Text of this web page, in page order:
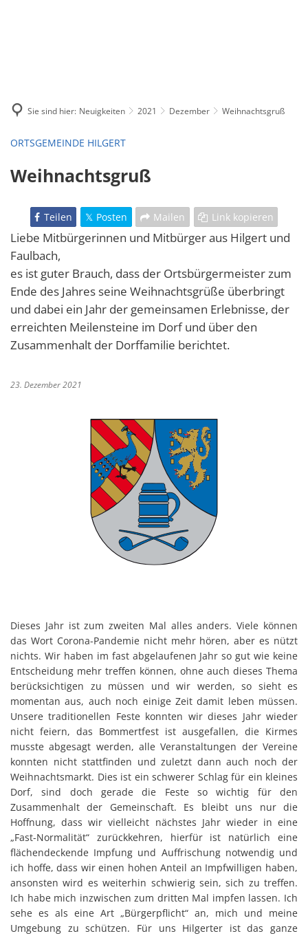
Sie sind hier: Neuigkeiten 2021 Dezember Weihnachtsgruß
ORTSGEMEINDE HILGERT
Weihnachtsgruß
Teilen Posten Mailen Link kopieren
Liebe Mitbürgerinnen und Mitbürger aus Hilgert und
Faulbach,
es ist guter Brauch, dass der Ortsbürgermeister zum
Ende des Jahres seine Weihnachtsgrüße überbringt
und dabei ein Jahr der gemeinsamen Erlebnisse, der
erreichten Meilensteine im Dorf und über den
Zusammenhalt der Dorffamilie berichtet.
23. Dezember 2021
Dieses Jahr ist zum zweiten Mal alles anders. Viele können
das Wort Corona-Pandemie nicht mehr hören, aber es nützt
nichts. Wir haben im fast abgelaufenen Jahr so gut wie keine
Entscheidung mehr treffen können, ohne auch dieses Thema
berücksichtigen zu müssen und wir werden, so sieht es
momentan aus, auch noch einige Zeit damit leben müssen.
Unsere traditionellen Feste konnten wir dieses Jahr wieder
nicht feiern, das Bommertfest ist ausgefallen, die Kirmes
musste abgesagt werden, alle Veranstaltungen der Vereine
konnten nicht stattfinden und zuletzt dann auch noch der
Weihnachtsmarkt. Dies ist ein schwerer Schlag für ein kleines
Dorf, sind doch gerade die Feste so wichtig für den
Zusammenhalt der Gemeinschaft. Es bleibt uns nur die
Hoffnung, dass wir vielleicht nächstes Jahr wieder in eine
„Fast-Normalität“ zurückkehren, hierfür ist natürlich eine
flächendeckende Impfung und Auffrischung notwendig und
ich hoffe, dass wir einen hohen Anteil an Impfwilligen haben,
ansonsten wird es weiterhin schwierig sein, sich zu treffen.
Ich habe mich inzwischen zum dritten Mal impfen lassen. Ich
sehe es als eine Art „Bürgerpflicht“ an, mich und meine
Umgebung zu schützen. Für uns Hilgerter ist das ganze